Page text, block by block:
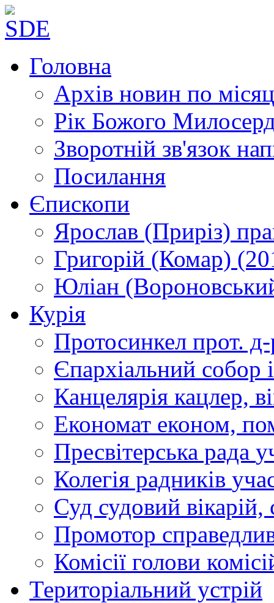
Головна
Архів новин по
Рік Божого
Зворотній зв'язок
Посилання
Єпископи
Ярослав (Приріз)
Григорій (Комар)
Юліан
Курія
Протосинкел прот.
Єпархіальний собор
Канцелярія кацлер,
Економат економ,
Пресвітерська рада
Колегія радників
Суд судовий вікарій,
Промотор
Комісії голови
Територіальний устрій